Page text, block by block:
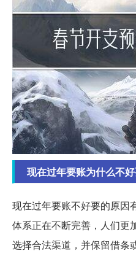
现在过年要账为什么不
现在过年要账不好要的原因
体系正在不断完善，人们更
选择合法渠道，并保留借条